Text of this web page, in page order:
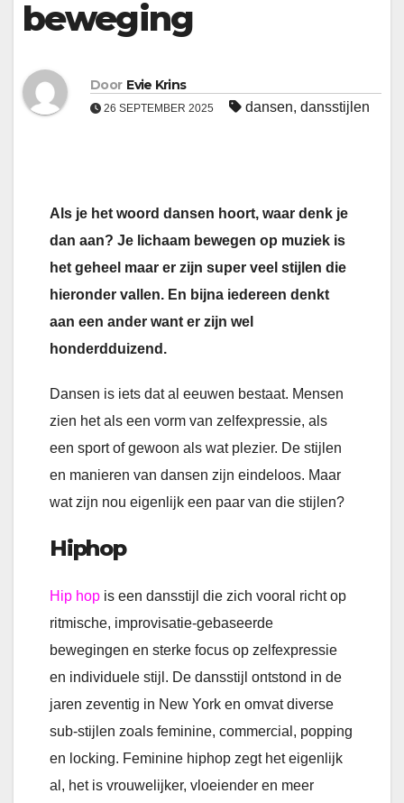
beweging
Door Evie Krins
26 SEPTEMBER 2025 dansen, dansstijlen
Als je het woord dansen hoort, waar denk je
dan aan? Je lichaam bewegen op muziek is
het geheel maar er zijn super veel stijlen die
hieronder vallen. En bijna iedereen denkt
aan een ander want er zijn wel
honderdduizend.
Dansen is iets dat al eeuwen bestaat. Mensen
zien het als een vorm van zelfexpressie, als
een sport of gewoon als wat plezier. De stijlen
en manieren van dansen zijn eindeloos. Maar
wat zijn nou eigenlijk een paar van die stijlen?
Hiphop
Hip hop is een dansstijl die zich vooral richt op
ritmische, improvisatie-gebaseerde
bewegingen en sterke focus op zelfexpressie
en individuele stijl. De dansstijl ontstond in de
jaren zeventig in New York en omvat diverse
sub-stijlen zoals feminine, commercial, popping
en locking. Feminine hiphop zegt het eigenlijk
al, het is vrouwelijker, vloeiender en meer